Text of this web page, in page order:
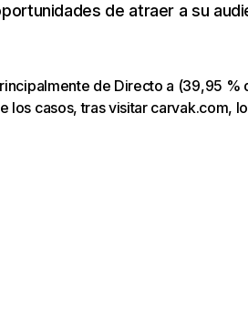
de atraer a su
de Directo a (39,95 %
los casos, tras visitar carvak.com,